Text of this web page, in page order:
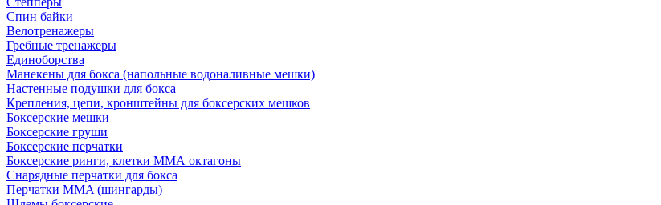
Спин байки
Велотренажеры
Гребные тренажеры
Единоборства
Манекены для бокса (напольные водоналивные мешки)
Настенные подушки для бокса
Крепления, цепи, кронштейны для боксерских мешков
Боксерские мешки
Боксерские груши
Боксерские перчатки
Боксерские ринги, клетки ММА октагоны
Снарядные перчатки для бокса
Перчатки MMA (шингарды)